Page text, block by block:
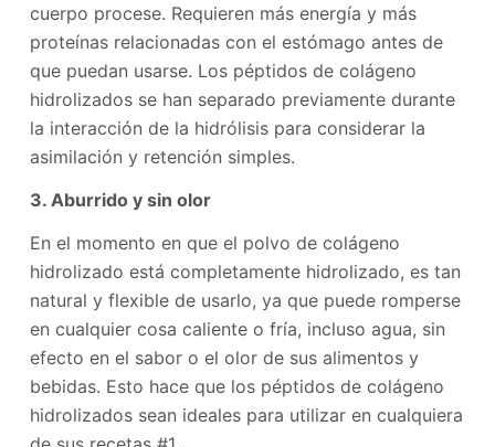
cuerpo procese. Requieren más energía y más
proteínas relacionadas con el estómago antes de
que puedan usarse. Los péptidos de colágeno
hidrolizados se han separado previamente durante
la interacción de la hidrólisis para considerar la
asimilación y retención simples.
3. Aburrido y sin olor
En el momento en que el polvo de colágeno
hidrolizado está completamente hidrolizado, es tan
natural y flexible de usarlo, ya que puede romperse
en cualquier cosa caliente o fría, incluso agua, sin
efecto en el sabor o el olor de sus alimentos y
bebidas. Esto hace que los péptidos de colágeno
hidrolizados sean ideales para utilizar en cualquiera